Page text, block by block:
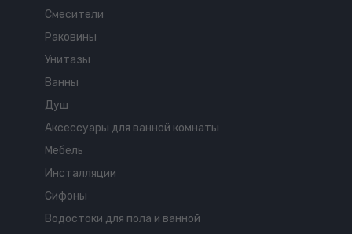
Свободностоящие смесители для
Смесители
Раковины
Унитазы
Ванны
Душ
Аксессуары для ванной комнаты
Мебель
Инсталляции
Сифоны
Водостоки для пола и ванной